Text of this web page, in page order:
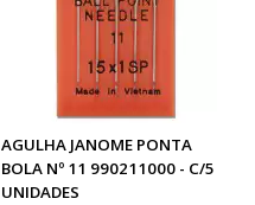
AGULHA JANOME PONTA
BOLA Nº 11 990211000 - C/5
UNIDADES